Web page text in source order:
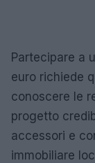
Partecipare a
euro richiede
conoscere le
progetto
accessori e
immobiliare